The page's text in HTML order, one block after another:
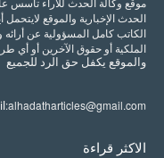
الحدث الإخبارية والموقع
الكاتب كامل المسؤولية عن أرائه
الملكية أو حقوق الآخرين أو أي
والموقع يكفل حق الرد للجميع
alhadatharticles@gmail.com
الاكثر قراءة